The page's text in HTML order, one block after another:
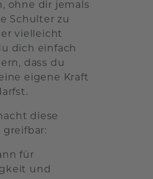
ohne dir jemals
Schulter zu
vielleicht
dich einfach
dass du
eigene Kraft
diese
greifbar:
für
und